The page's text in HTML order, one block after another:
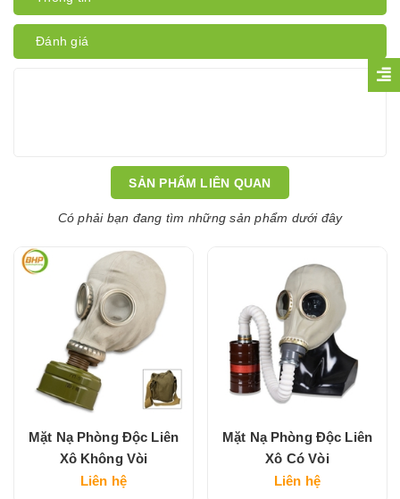
Đánh giá
SẢN PHẨM LIÊN QUAN
Có phải bạn đang tìm những sản phẩm dưới đây
Mặt Nạ Phòng Độc Liên
Xô Không Vòi
Liên hệ
Mặt Nạ Phòng Độc Liên
Xô Có Vòi
Liên hệ